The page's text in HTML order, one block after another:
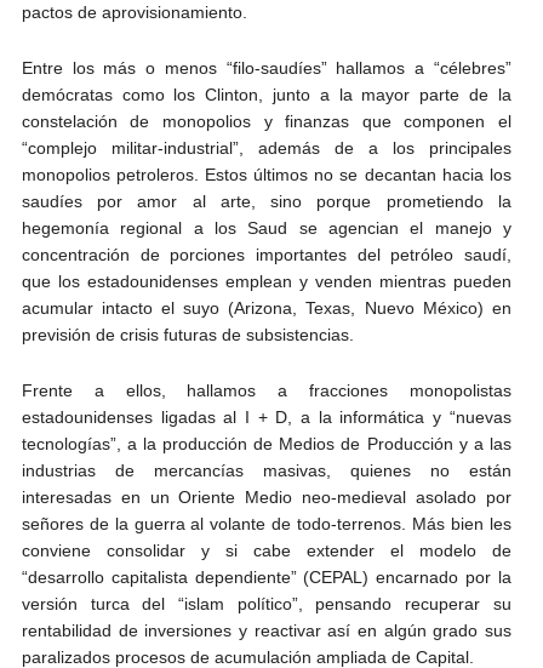
pactos de aprovisionamiento.
Entre los más o menos “filo-saudíes” hallamos a “célebres”
demócratas como los Clinton, junto a la mayor parte de la
constelación de monopolios y finanzas que componen el
“complejo militar-industrial”, además de a los principales
monopolios petroleros. Estos últimos no se decantan hacia los
saudíes por amor al arte, sino porque prometiendo la
hegemonía regional a los Saud se agencian el manejo y
concentración de porciones importantes del petróleo saudí,
que los estadounidenses emplean y venden mientras pueden
acumular intacto el suyo (Arizona, Texas, Nuevo México) en
previsión de crisis futuras de subsistencias.
Frente a ellos, hallamos a fracciones monopolistas
estadounidenses ligadas al I + D, a la informática y “nuevas
tecnologías”, a la producción de Medios de Producción y a las
industrias de mercancías masivas, quienes no están
interesadas en un Oriente Medio neo-medieval asolado por
señores de la guerra al volante de todo-terrenos. Más bien les
conviene consolidar y si cabe extender el modelo de
“desarrollo capitalista dependiente” (CEPAL) encarnado por la
versión turca del “islam político”, pensando recuperar su
rentabilidad de inversiones y reactivar así en algún grado sus
paralizados procesos de acumulación ampliada de Capital.